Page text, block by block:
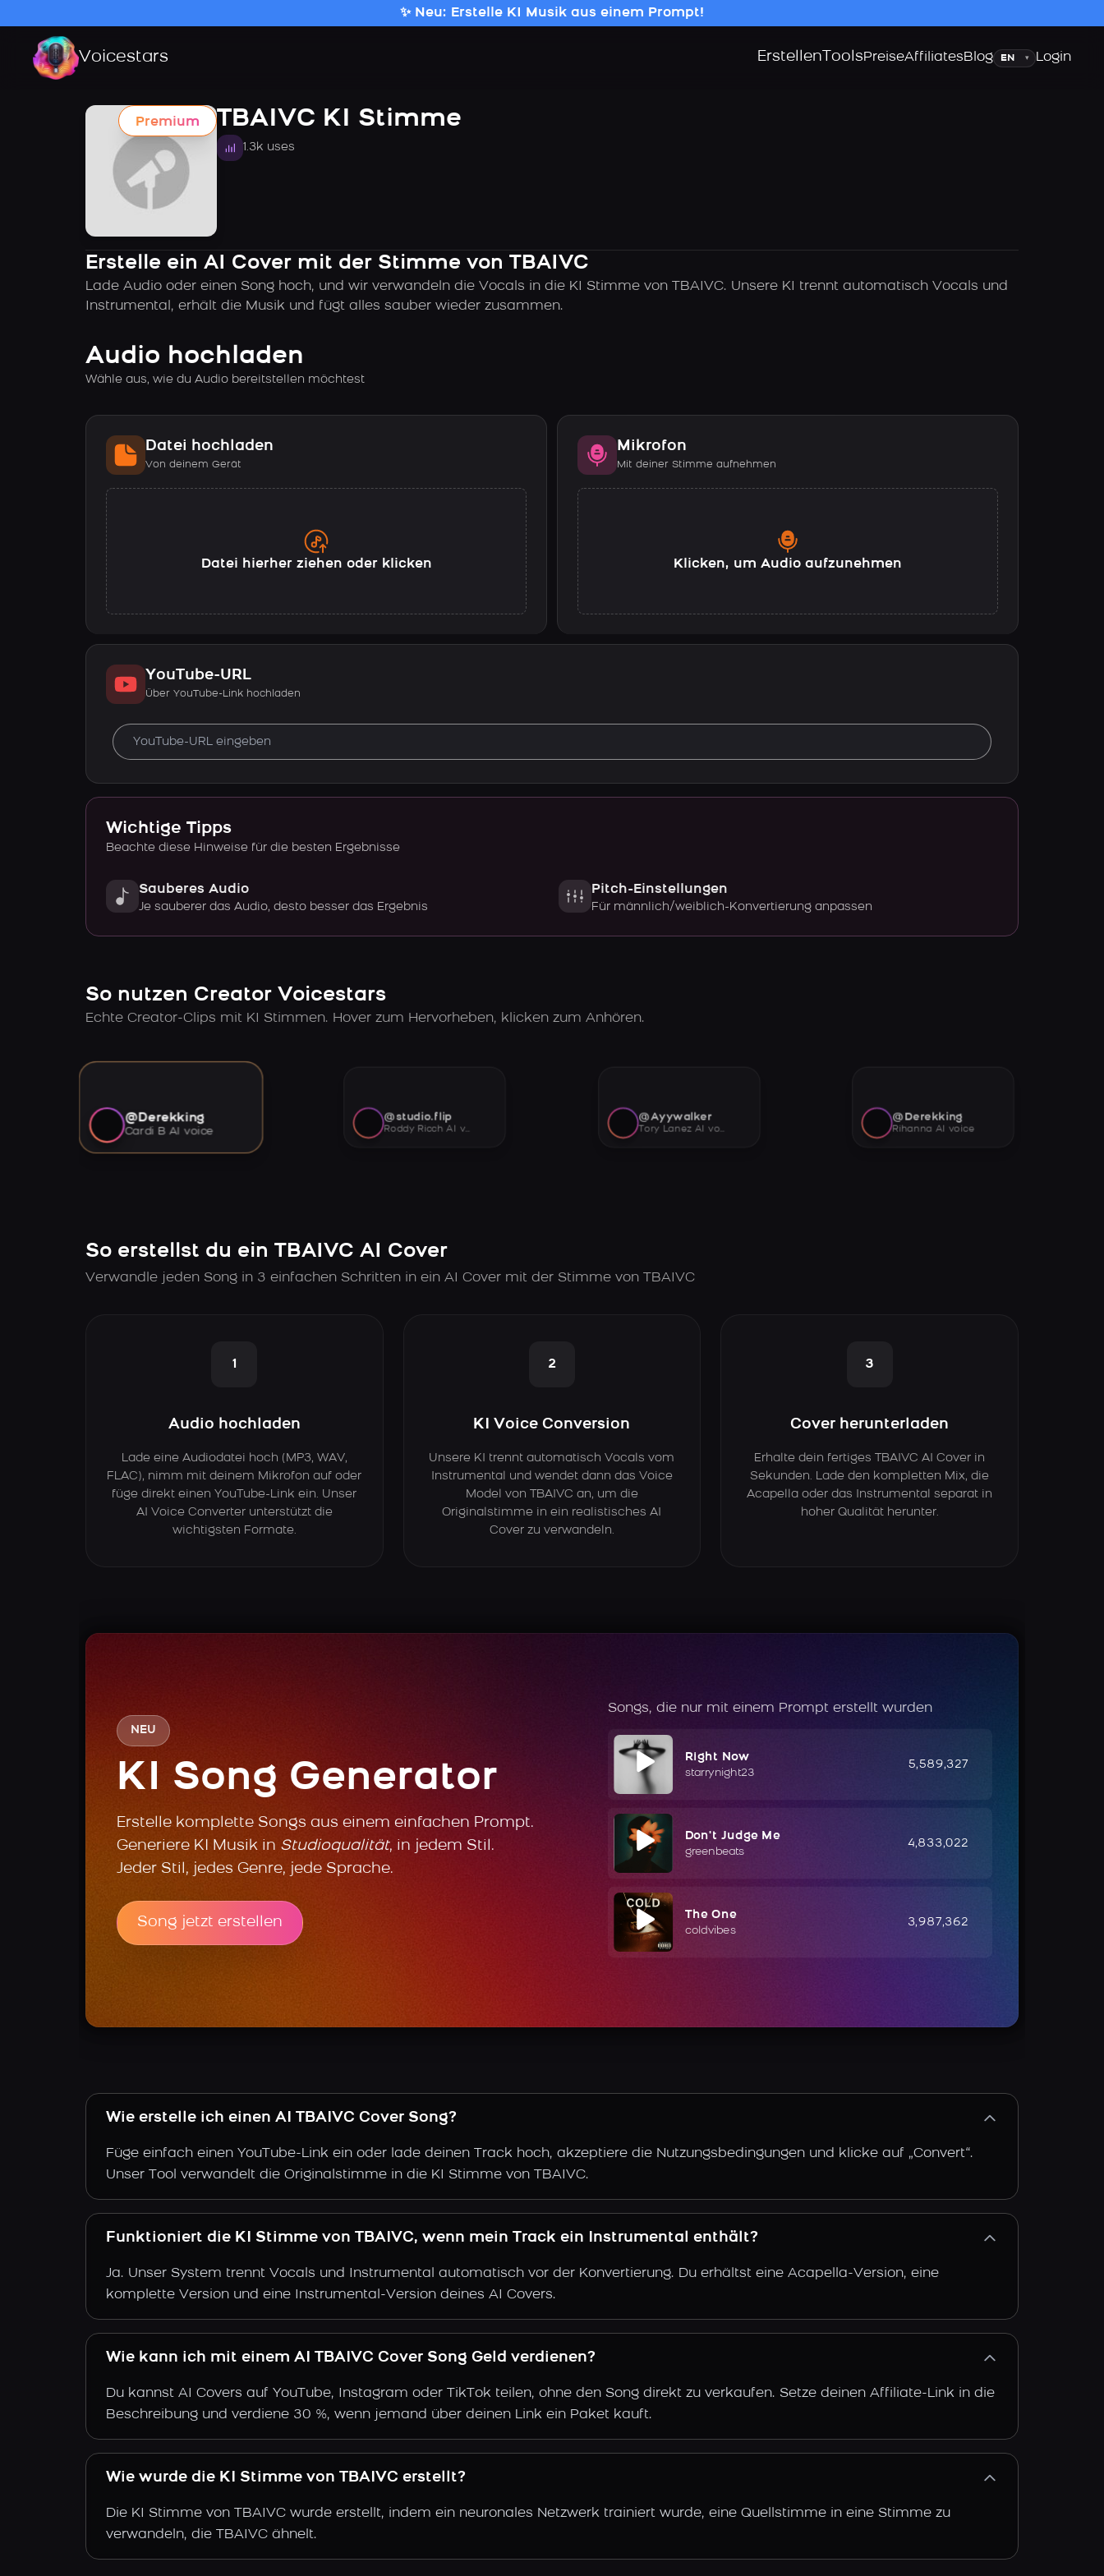
✨ Neu: Erstelle KI Musik aus einem Prompt!
Voicestars Erstellen ToolsPreiseAffiliatesBlogSprache
▾ Login
Premium TBAIVC KI Stimme
1.3k uses
Erstelle ein AI Cover mit der Stimme von TBAIVC
Lade Audio oder einen Song hoch, und wir verwandeln die Vocals in die KI Stimme von TBAIVC. Unsere KI trennt automatisch Vocals und
Instrumental, erhält die Musik und fügt alles sauber wieder zusammen.
Audio hochladen
Wähle aus, wie du Audio bereitstellen möchtest
Datei hochladen
Von deinem Gerät
Datei hierher ziehen oder klicken
Mikrofon
Mit deiner Stimme aufnehmen
Klicken, um Audio aufzunehmen
YouTube-URL
Über YouTube-Link hochladen
Wichtige Tipps
Beachte diese Hinweise für die besten Ergebnisse
Sauberes Audio
Je sauberer das Audio, desto besser das Ergebnis
Pitch-Einstellungen
Für männlich/weiblich-Konvertierung anpassen
So nutzen Creator Voicestars
Echte Creator-Clips mit KI Stimmen. Hover zum Hervorheben, klicken zum Anhören.
@Derekking
Cardi B AI voice
@studio.flip
Roddy Ricch AI voice
@Ayywalker
Tory Lanez AI voice
@Derekking
Rihanna AI voice
So erstellst du ein TBAIVC AI Cover
Verwandle jeden Song in 3 einfachen Schritten in ein AI Cover mit der Stimme von TBAIVC
1
Audio hochladen
Lade eine Audiodatei hoch (MP3, WAV,
FLAC), nimm mit deinem Mikrofon auf oder
füge direkt einen YouTube-Link ein. Unser
AI Voice Converter unterstützt die
wichtigsten Formate.
2
KI Voice Conversion
Unsere KI trennt automatisch Vocals vom
Instrumental und wendet dann das Voice
Model von TBAIVC an, um die
Originalstimme in ein realistisches AI
Cover zu verwandeln.
3
Cover herunterladen
Erhalte dein fertiges TBAIVC AI Cover in
Sekunden. Lade den kompletten Mix, die
Acapella oder das Instrumental separat in
hoher Qualität herunter.
NEU
KI Song Generator
Erstelle komplette Songs aus einem einfachen Prompt.
Generiere KI Musik in Studioqualität, in jedem Stil.
Jeder Stil, jedes Genre, jede Sprache.
Song jetzt erstellen
Songs, die nur mit einem Prompt erstellt wurden
Right Now
starrynight23
5,589,327
Don't Judge Me
greenbeats
4,833,022
The One
coldvibes
3,987,362
Wie erstelle ich einen AI TBAIVC Cover Song?
Füge einfach einen YouTube-Link ein oder lade deinen Track hoch, akzeptiere die Nutzungsbedingungen und klicke auf „Convert“.
Unser Tool verwandelt die Originalstimme in die KI Stimme von TBAIVC.
Funktioniert die KI Stimme von TBAIVC, wenn mein Track ein Instrumental enthält?
Ja. Unser System trennt Vocals und Instrumental automatisch vor der Konvertierung. Du erhältst eine Acapella-Version, eine
komplette Version und eine Instrumental-Version deines AI Covers.
Wie kann ich mit einem AI TBAIVC Cover Song Geld verdienen?
Du kannst AI Covers auf YouTube, Instagram oder TikTok teilen, ohne den Song direkt zu verkaufen. Setze deinen Affiliate-Link in die
Beschreibung und verdiene 30 %, wenn jemand über deinen Link ein Paket kauft.
Wie wurde die KI Stimme von TBAIVC erstellt?
Die KI Stimme von TBAIVC wurde erstellt, indem ein neuronales Netzwerk trainiert wurde, eine Quellstimme in eine Stimme zu
verwandeln, die TBAIVC ähnelt.